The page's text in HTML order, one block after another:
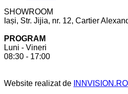
SHOWROOM
Iași, Str. Jijia, nr. 12, Cartier
PROGRAM
Luni - Vineri
08:30 - 17:00
Website realizat de INNVISION.RO